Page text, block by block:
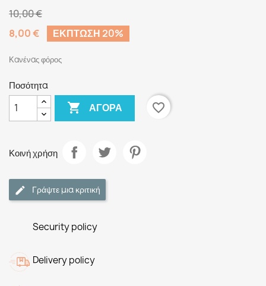
10,00 €
8,00 €
ΈΚΠΤΩΣΗ 20%
Κανένας φόρος
Ποσότητα
 ΑΓΟΡΆ favorite_border
Κοινή χρήση
Γράψτε μια κριτική
Security policy
Delivery policy